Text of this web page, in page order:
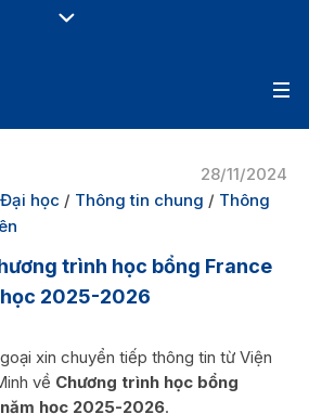
28/11/2024
học / Thông tin chung / Thông
trình học bổng France
2025-2026
xin chuyển tiếp thông tin từ Viện
về Chương trình học bổng
học 2025-2026.